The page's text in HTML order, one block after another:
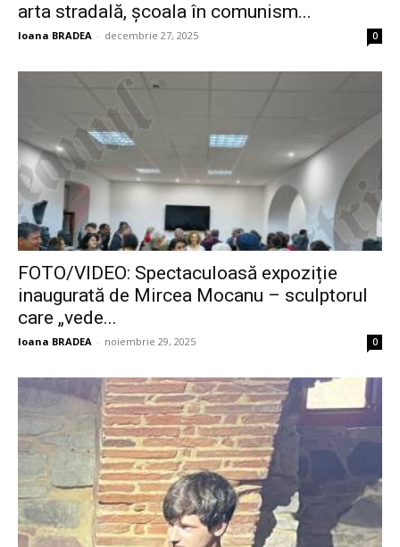
arta stradală, școala în comunism...
Ioana BRADEA - decembrie 27, 2025 0
FOTO/VIDEO: Spectaculoasă expoziție
inaugurată de Mircea Mocanu – sculptorul
care „vede...
Ioana BRADEA - noiembrie 29, 2025 0